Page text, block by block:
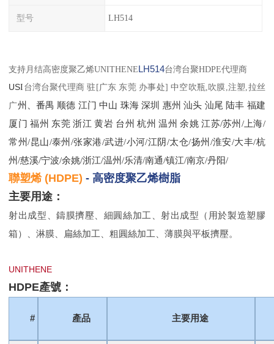
型号 LH514
支持月结高密度聚乙烯UNITHENELH514台湾台聚HDPE代理商
USI 台湾台聚代理商 驻 [广东 东莞 办事处] 中空吹瓶, 吹膜,注塑,拉丝
广州、番禺 顺德 江门 中山 珠海 深圳 惠州 汕头 汕尾 陆丰 福建
厦门 福州 东莞 浙江 黄岩 台州 杭州 温州 余姚 江苏/苏州/上海/
常州/昆山/泰州/张家港/武进/小河/江阴/太仓/扬州/淮安/大丰/杭
州/慈溪/宁波/余姚/浙江/温州/乐清/南通/镇江/南京/丹阳/
聯塑烯(HDPE) -高密度聚乙烯樹脂
主要用途：
射出成型、鑄膜擠壓、細圓絲加工、射出成型（用於製造塑膠
箱）、淋膜、扁絲加工、粗圓絲加工、薄膜與平板擠壓。
UNITHENE
HDPE產號：
# 產品 主要用途